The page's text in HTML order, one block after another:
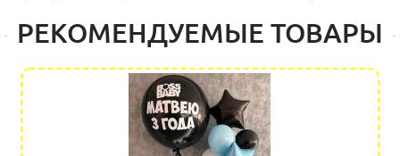
РЕКОМЕНДУЕМЫЕ ТОВАРЫ